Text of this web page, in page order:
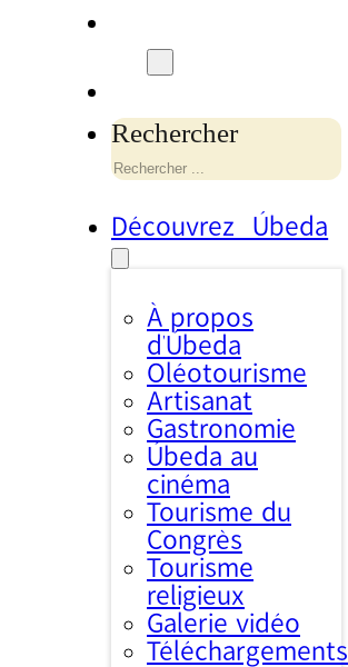
Rechercher
Découvrez Úbeda
À propos
d’Úbeda
Oléotourisme
Artisanat
Gastronomie
Úbeda au
cinéma
Tourisme du
Congrès
Tourisme
religieux
Galerie vidéo
Téléchargements